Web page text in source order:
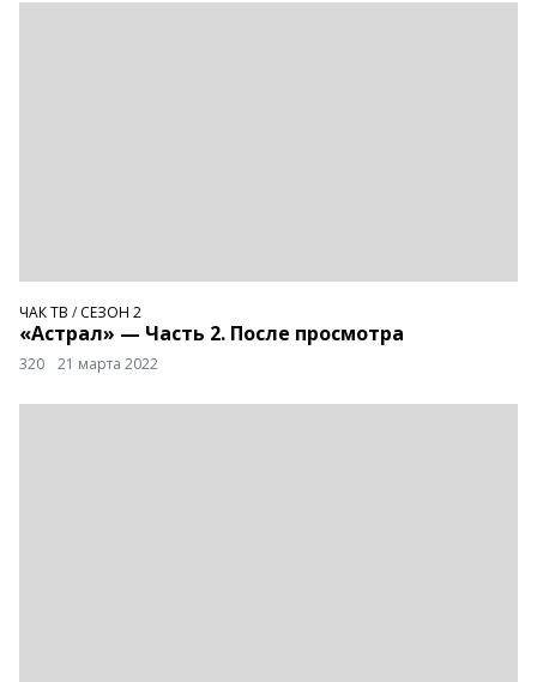
ЧАК ТВ / СЕЗОН 2
«Астрал» — Часть 2. После просмотра
320 21 марта 2022